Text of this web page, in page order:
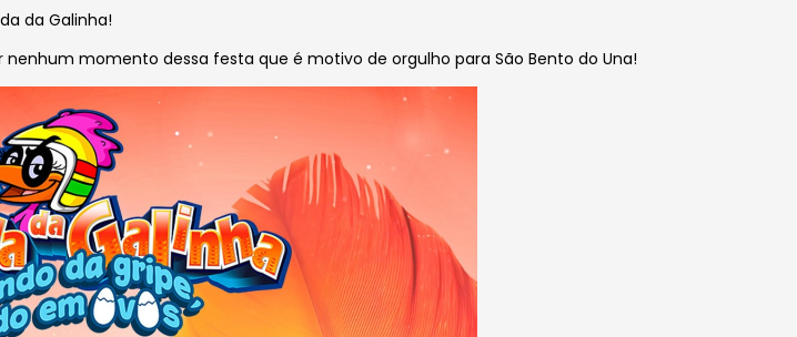
da Galinha!
momento dessa festa que é motivo de orgulho para São Bento do Una!